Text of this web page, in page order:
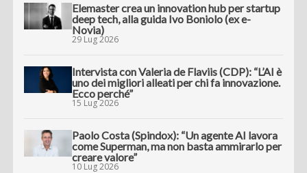
Elemaster crea un innovation hub per startup
deep tech, alla guida Ivo Boniolo (ex e-
Novia)
29 Lug 2026
Intervista con Valeria de Flaviis (CDP): “L’AI è
uno dei migliori alleati per chi fa innovazione.
Ecco perché”
15 Lug 2026
Paolo Costa (Spindox): “Un agente AI lavora
come Superman, ma non basta ammirarlo per
creare valore”
10 Lug 2026